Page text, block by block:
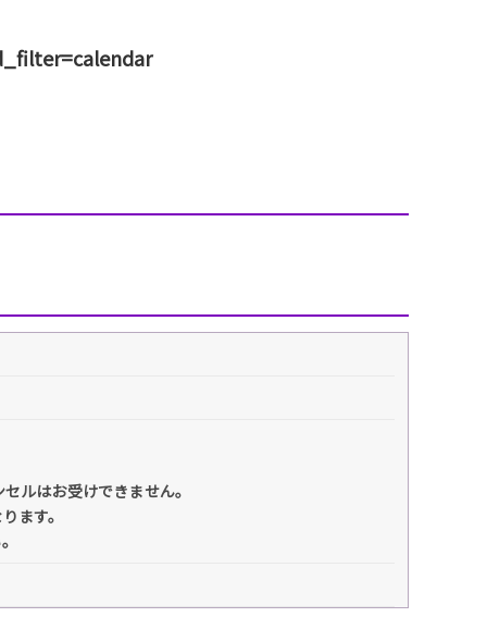
ルはお受けできません。
ます。